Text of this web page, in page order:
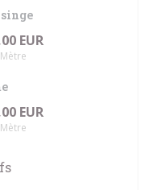
EUR
Mètre
EUR
Mètre